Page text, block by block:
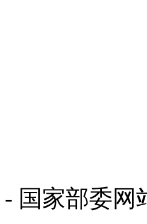
- 国家部委网